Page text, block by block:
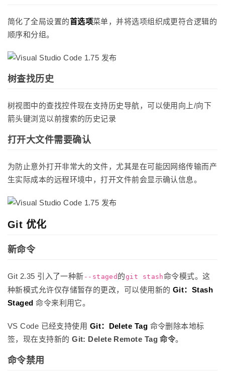
简化了全局设置的首选项菜单，并将选项组织成更符合逻辑的
顺序和分组。
树查找历史
树视图中的查找控件现在支持历史导航，可以使用向上/向下
箭头键浏览以前搜索的历史记录
打开大文件需要确认
为防止意外打开非常大的文件，尤其是在可能因网络传输而产
生实际成本的远程环境中，打开文件前会显示确认信息。
Git 优化
新命令
Git 2.35 引入了一种新 --staged 的git stash命令模式。这
种新模式允许仅存储暂存的更改，可以使用新的 Git：Stash
Staged命令来利用它。
VS Code 已经支持使用 Git：Delete Tag 命令删除本地标
签，现在支持新的 Git: Delete Remote Tag 命令。
命令禁用